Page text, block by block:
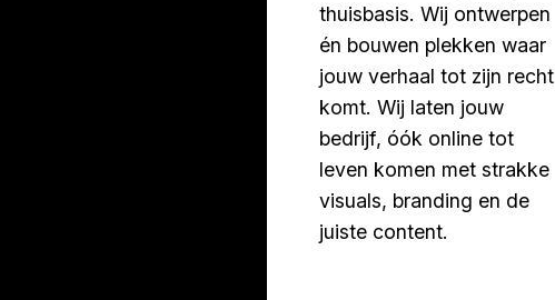
thuisbasis. Wij ontwerpen
én bouwen plekken waar
jouw verhaal tot zijn recht
komt. Wij laten jouw
bedrijf, óók online tot
leven komen met strakke
visuals, branding en de
juiste content.